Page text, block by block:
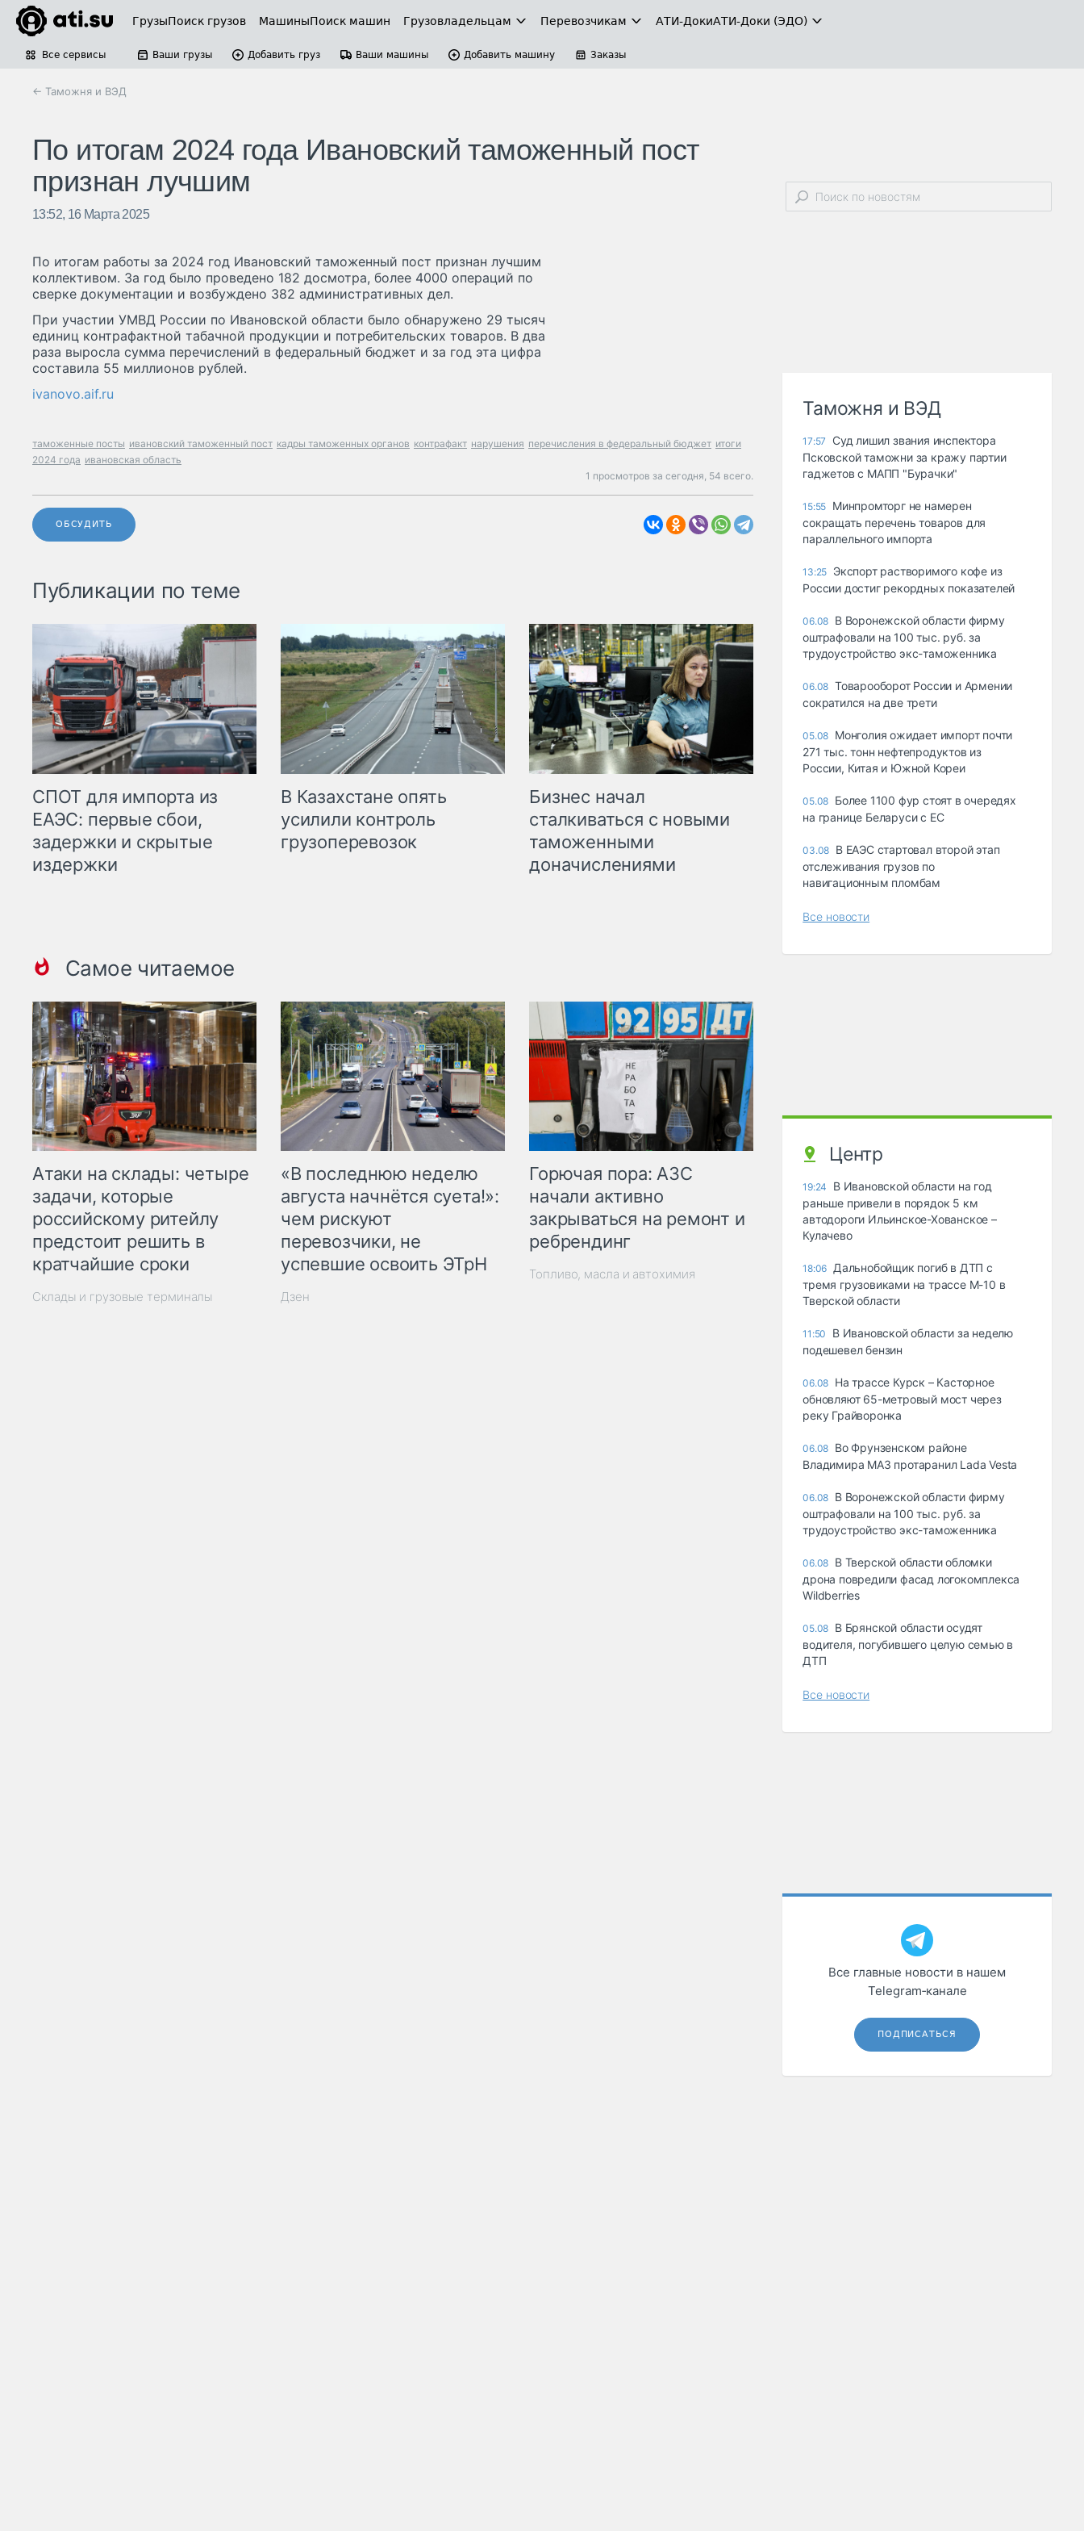
ГрузыПоиск грузов МашиныПоиск машин Грузовладельцам Перевозчикам АТИ-ДокиАТИ-Доки (ЭДО)
Все сервисы Ваши грузы Добавить груз Ваши машины Добавить машину Заказы
← Таможня и ВЭД
По итогам 2024 года Ивановский таможенный пост
признан лучшим
13:52, 16 Марта 2025
По итогам работы за 2024 год Ивановский таможенный пост признан лучшим
коллективом. За год было проведено 182 досмотра, более 4000 операций по
сверке документации и возбуждено 382 административных дел.
При участии УМВД России по Ивановской области было обнаружено 29 тысяч
единиц контрафактной табачной продукции и потребительских товаров. В два
раза выросла сумма перечислений в федеральный бюджет и за год эта цифра
составила 55 миллионов рублей.
ivanovo.aif.ru
таможенные посты ивановский таможенный пост кадры таможенных органов контрафакт нарушения перечисления в федеральный бюджет итоги
2024 года ивановская область
1 просмотров за сегодня, 54 всего.
ОБСУДИТЬ
Публикации по теме
СПОТ для импорта из
ЕАЭС: первые сбои,
задержки и скрытые
издержки
В Казахстане опять
усилили контроль
грузоперевозок
Бизнес начал
сталкиваться с новыми
таможенными
доначислениями
Самое читаемое
Атаки на склады: четыре
задачи, которые
российскому ритейлу
предстоит решить в
кратчайшие сроки
Склады и грузовые терминалы
«В последнюю неделю
августа начнётся суета!»:
чем рискуют
перевозчики, не
успевшие освоить ЭТрН
Дзен
Горючая пора: АЗС
начали активно
закрываться на ремонт и
ребрендинг
Топливо, масла и автохимия
Таможня и ВЭД
17:57
Суд лишил звания инспектора
Псковской таможни за кражу партии
гаджетов с МАПП "Бурачки"
15:55 Минпромторг не намерен
сокращать перечень товаров для
параллельного импорта
13:25 Экспорт растворимого кофе из
России достиг рекордных показателей
06.08 В Воронежской области фирму
оштрафовали на 100 тыс. руб. за
трудоустройство экс-таможенника
06.08 Товарооборот России и Армении
сократился на две трети
05.08 Монголия ожидает импорт почти
271 тыс. тонн нефтепродуктов из
России, Китая и Южной Кореи
05.08 Более 1100 фур стоят в очередях
на границе Беларуси с ЕС
03.08 В ЕАЭС стартовал второй этап
отслеживания грузов по
навигационным пломбам
Все новости
Центр
19:24
В Ивановской области на год
раньше привели в порядок 5 км
автодороги Ильинское-Хованское –
Кулачево
18:06 Дальнобойщик погиб в ДТП с
тремя грузовиками на трассе М-10 в
Тверской области
11:50
В Ивановской области за неделю
подешевел бензин
06.08 На трассе Курск – Касторное
обновляют 65-метровый мост через
реку Грайворонка
06.08 Во Фрунзенском районе
Владимира МАЗ протаранил Lada Vesta
06.08 В Воронежской области фирму
оштрафовали на 100 тыс. руб. за
трудоустройство экс-таможенника
06.08 В Тверской области обломки
дрона повредили фасад логокомплекса
Wildberries
05.08 В Брянской области осудят
водителя, погубившего целую семью в
ДТП
Все новости
Все главные новости в нашем
Telegram‑канале
ПОДПИСАТЬСЯ